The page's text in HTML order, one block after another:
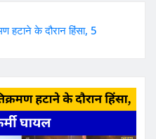
हटाने के दौरान हिंसा, 5